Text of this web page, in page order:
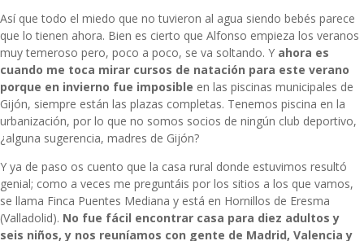
Así que todo el miedo que no tuvieron al agua siendo bebés parece
que lo tienen ahora. Bien es cierto que Alfonso empieza los veranos
muy temeroso pero, poco a poco, se va soltando. Y ahora es
cuando me toca mirar cursos de natación para este verano
porque en invierno fue imposible en las piscinas municipales de
Gijón, siempre están las plazas completas. Tenemos piscina en la
urbanización, por lo que no somos socios de ningún club deportivo,
¿alguna sugerencia, madres de Gijón?
Y ya de paso os cuento que la casa rural donde estuvimos resultó
genial; como a veces me preguntáis por los sitios a los que vamos,
se llama Finca Puentes Mediana y está en Hornillos de Eresma
(Valladolid). No fue fácil encontrar casa para diez adultos y
seis niños, y nos reuníamos con gente de Madrid, Valencia y